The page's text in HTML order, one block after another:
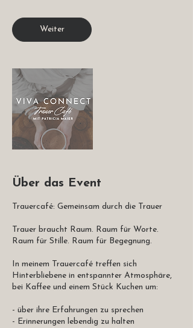
0
i
Weiter
Über das Event
Trauercafé: Gemeinsam durch die Trauer
Trauer braucht Raum. Raum für Worte.
Raum für Stille. Raum für Begegnung.
In meinem Trauercafé treffen sich
Hinterbliebene in entspannter Atmosphäre,
bei Kaffee und einem Stück Kuchen um:
- über ihre Erfahrungen zu sprechen
- Erinnerungen lebendig zu halten